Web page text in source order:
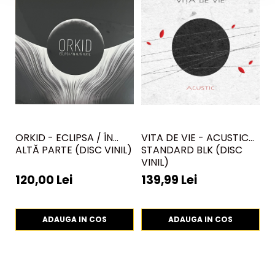
ORKID - ECLIPSA / ÎN
ALTĂ PARTE (DISC VINIL)
120,00 Lei
ADAUGA IN COS
VITA DE VIE - ACUSTIC
STANDARD BLK (DISC
VINIL)
139,99 Lei
ADAUGA IN COS